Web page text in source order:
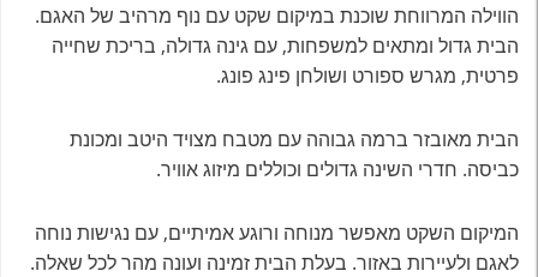
הווילה המרווחת שוכנת במיקום שקט עם נוף מרהיב של האגם.
הבית גדול ומתאים למשפחות, עם גינה גדולה, בריכת שחייה
פרטית, מגרש ספורט ושולחן פינג פונג.
הבית מאובזר ברמה גבוהה עם מטבח מצויד היטב ומכונת
כביסה. חדרי השינה גדולים וכוללים מיזוג אוויר.
המיקום השקט מאפשר מנוחה ורוגע אמיתיים, עם נגישות נוחה
לאגם ולעיירות באזור. בעלת הבית זמינה ועונה מהר לכל שאלה.